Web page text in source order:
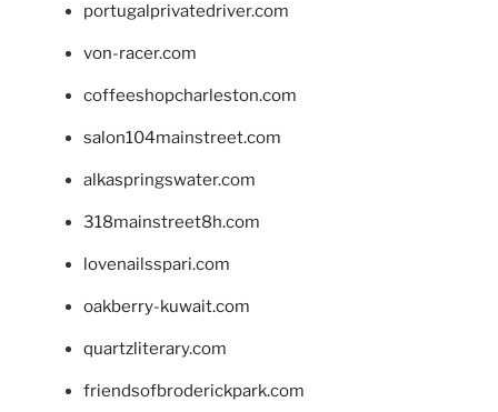
portugalprivatedriver.com
von-racer.com
coffeeshopcharleston.com
salon104mainstreet.com
alkaspringswater.com
318mainstreet8h.com
lovenailsspari.com
oakberry-kuwait.com
quartzliterary.com
friendsofbroderickpark.com